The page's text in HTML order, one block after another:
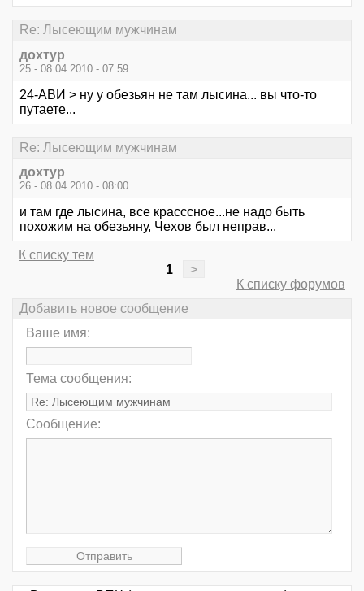
Re: Лысеющим мужчинам
дохтур
25 - 08.04.2010 - 07:59
24-АВИ > ну у обезьян не там лысина... вы что-то
путаете...
Re: Лысеющим мужчинам
дохтур
26 - 08.04.2010 - 08:00
и там где лысина, все красссное...не надо быть
похожим на обезьяну, Чехов был неправ...
К списку тем
1
>
К списку форумов
Добавить новое сообщение
Ваше имя:
Тема сообщения:
Сообщение: